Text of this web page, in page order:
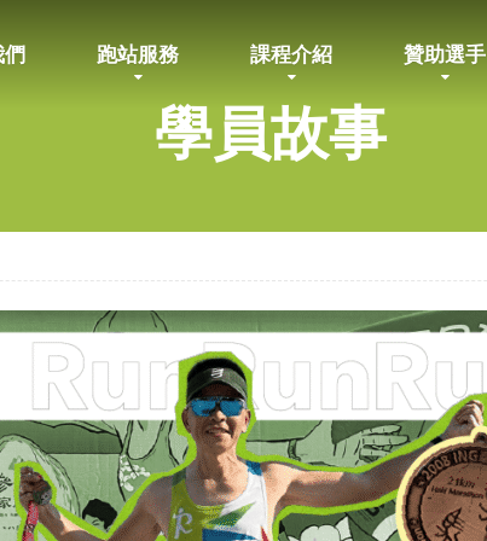
跑站服務 課程介紹 贊助選手
學員故事